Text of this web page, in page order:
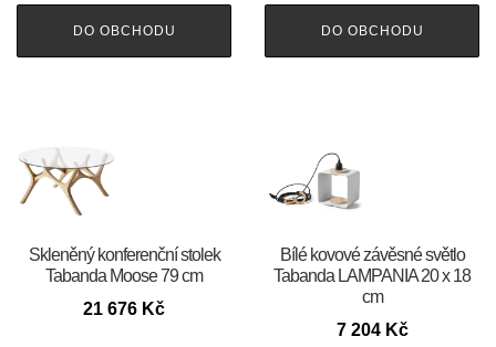
DO OBCHODU DO OBCHODU
Skleněný konferenční stolek
Tabanda Moose 79 cm
21 676 Kč
Bílé kovové závěsné světlo
Tabanda LAMPANIA 20 x 18
cm
7 204 Kč